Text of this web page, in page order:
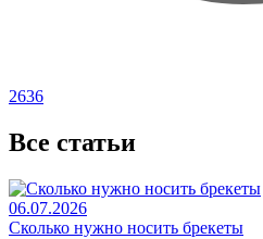
2636
Все статьи
06.07.2026
Сколько нужно носить брекеты